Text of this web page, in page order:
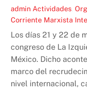
admin Actividades ,
Corriente Marxista
Los días 21 y 22 de
congreso de La
México. Dicho
marco del
nivel internacional,